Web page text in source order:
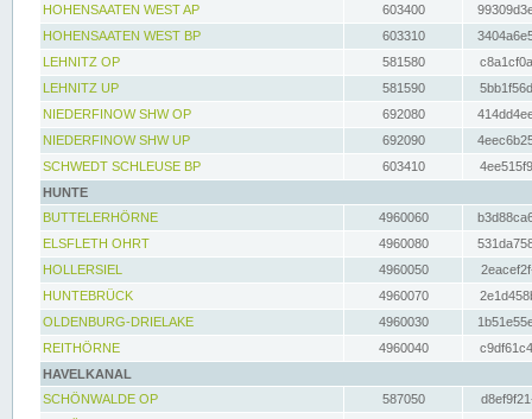
HOHENSAATEN WEST AP
603400
HOHENSAATEN WEST BP
603310
LEHNITZ OP
581580
LEHNITZ UP
581590
NIEDERFINOW SHW OP
692080
NIEDERFINOW SHW UP
692090
SCHWEDT SCHLEUSE BP
603410
HUNTE
BUTTELERHÖRNE
4960060
ELSFLETH OHRT
4960080
HOLLERSIEL
4960050
HUNTEBRÜCK
4960070
OLDENBURG-DRIELAKE
4960030
REITHÖRNE
4960040
HAVELKANAL
SCHÖNWALDE OP
587050